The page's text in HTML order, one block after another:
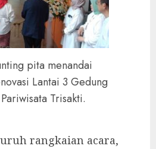
pita menandai
Lantai 3 Gedung
Trisakti.
rangkaian acara,